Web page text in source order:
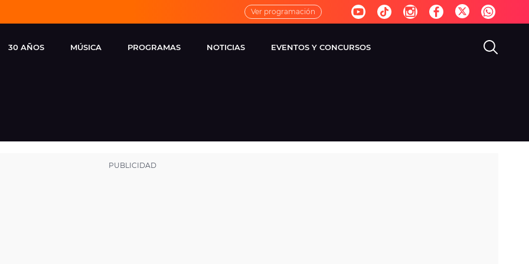
Ver programación
30 AÑOS MÚSICA
FM
PROGRAMAS
VIRALES
NOTICIAS EVENTOS Y CONCURSOS